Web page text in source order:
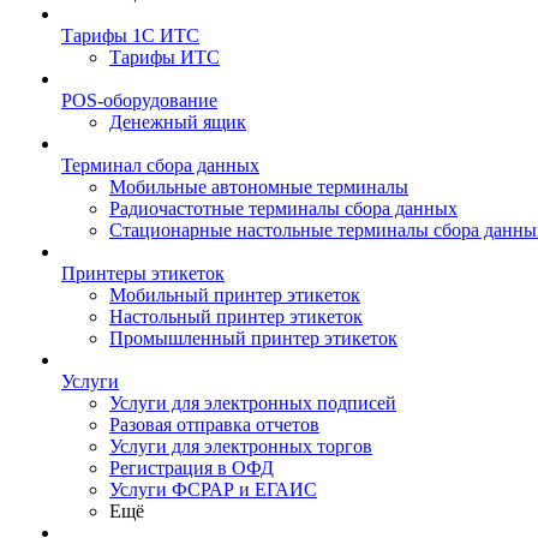
Тарифы 1С ИТС
Тарифы ИТС
POS-оборудование
Денежный ящик
Терминал сбора данных
Мобильные автономные терминалы
Радиочастотные терминалы сбора данных
Стационарные настольные терминалы сбора
Принтеры этикеток
Мобильный принтер этикеток
Настольный принтер этикеток
Промышленный принтер этикеток
Услуги
Услуги для электронных подписей
Разовая отправка отчетов
Услуги для электронных торгов
Регистрация в ОФД
Услуги ФСРАР и ЕГАИС
Ещё